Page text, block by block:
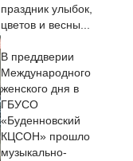
праздник улыбок,
цветов и весны...
В преддверии
Международного
женского дня в
ГБУСО
«Буденновский
КЦСОН» прошло
музыкально-